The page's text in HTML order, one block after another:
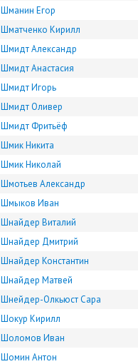
Шманин Егор
Шматченко Кирилл
Шмидт Александр
Шмидт Анастасия
Шмидт Игорь
Шмидт Оливер
Шмидт Фритьёф
Шмик Никита
Шмик Николай
Шмотьев Александр
Шмыков Иван
Шнайдер Виталий
Шнайдер Дмитрий
Шнайдер Константин
Шнайдер Матвей
Шнейдер-Олкьюст Сара
Шокур Кирилл
Шоломов Иван
Шомин Антон